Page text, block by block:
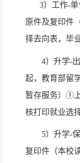
3）工作-
原件及复印件
择去向表，毕
4）升学-
起，教育部留
暂存服务）①
核打印就业选
5）升学-
复印件（本校